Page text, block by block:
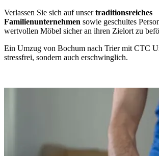
Verlassen Sie sich auf unsertraditionsreiches
Familienunternehmen sowie geschultes
wertvollen Möbel sicher an ihren Zielort zu
Ein Umzug von Bochum nach Trier mit CTC
stressfrei, sondern auch erschwinglich.